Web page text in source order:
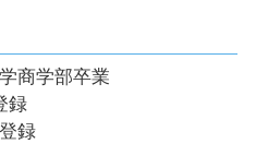
商学部卒業
録
録